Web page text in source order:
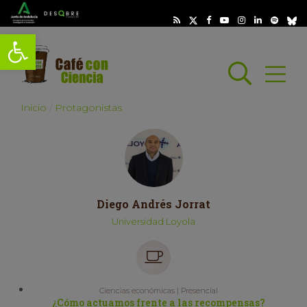
Abrir barra de herramientas
Abrir
Inicio Protagonistas
Diego Andrés Jorrat
Universidad Loyola
Ciencias económicas | Presencial
¿Cómo actuamos frente a las recompensas?